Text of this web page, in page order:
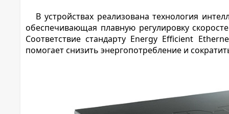
В устройствах реализована технология
обеспечивающая плавную регулировку
Соответствие стандарту Energy Efficient
помогает снизить энергопотребление и